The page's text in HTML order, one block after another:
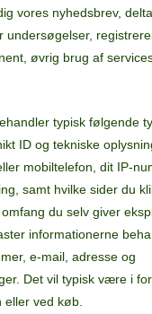
vores nyhedsbrev,
undersøgelser,
øvrig brug af
typisk følgende
ID og tekniske
mobiltelefon, dit IP-
samt hvilke sider du
du selv giver
informationerne
e-mail, adresse og
Det vil typisk være i
eller ved køb.